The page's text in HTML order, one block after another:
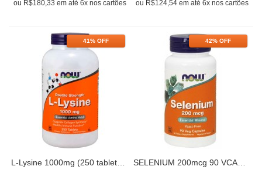
ou R$180,33 em até 6x nos cartões ou R$124,54 em até 6x nos cartões
41% OFF
L-Lysine 1000mg (250 tabletes) - Now Foods
42% OFF
SELENIUM 200mcg 90 VCAPS Now Foods